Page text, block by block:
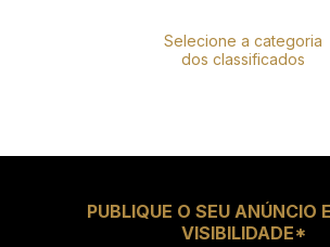
Selecione a categoria
dos classificados
PUBLIQUE O SEU ANÚNCIO
VISIBILIDADE*